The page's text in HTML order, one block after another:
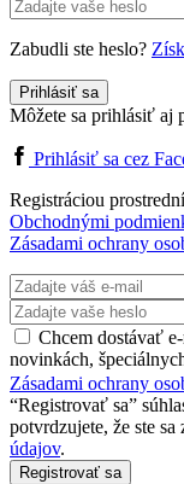
Zabudli ste heslo?
Prihlásiť sa
Môžete sa prihlásiť aj
Prihlásiť sa cez
Registráciou
Obchodnými
Zásadami ochrany
Chcem dostávať
novinkách,
Zásadami ochrany
“Registrovať sa”
potvrdzujete, že ste sa
údajov.
Registrovať sa